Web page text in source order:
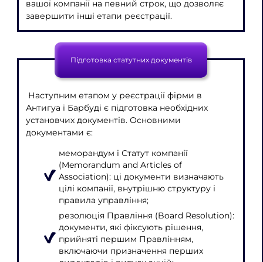
вашої компанії на певний строк, що дозволяє
завершити інші етапи реєстрації.
Підготовка статутних документів
Наступним етапом у реєстрації фірми в
Антигуа і Барбуді є підготовка необхідних
установчих документів. Основними
документами є:
меморандум і Статут компанії
(Memorandum and Articles of
Association): ці документи визначають
цілі компанії, внутрішню структуру і
правила управління;
резолюція Правління (Board Resolution):
документи, які фіксують рішення,
прийняті першим Правлінням,
включаючи призначення перших